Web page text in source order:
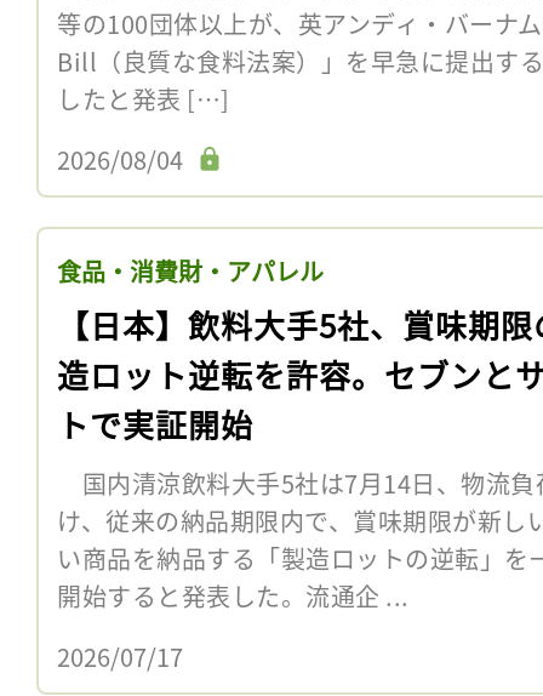
等の100団体以上が、英アンディ・バーナ
Bill（良質な食料法案）」を早急に提出す
したと発表 […]
2026/08/04
食品・消費財・アパレル
【日本】飲料大手5社、賞味期
造ロット逆転を許容。セブンと
トで実証開始
国内清涼飲料大手5社は7月14日、物流
け、従来の納品期限内で、賞味期限が新し
い商品を納品する「製造ロットの逆転」
開始すると発表した。流通企 ...
2026/07/17